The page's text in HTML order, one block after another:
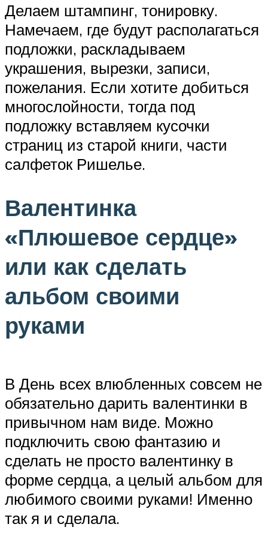
Делаем штампинг, тонировку.
Намечаем, где будут располагаться
подложки, раскладываем
украшения, вырезки, записи,
пожелания. Если хотите добиться
многослойности, тогда под
подложку вставляем кусочки
страниц из старой книги, части
салфеток Ришелье.
Валентинка
«Плюшевое сердце»
или как сделать
альбом своими
руками
В День всех влюбленных совсем не
обязательно дарить валентинки в
привычном нам виде. Можно
подключить свою фантазию и
сделать не просто валентинку в
форме сердца, а целый альбом для
любимого своими руками! Именно
так я и сделала.